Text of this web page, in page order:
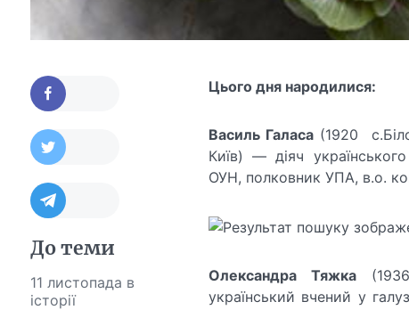
До теми
11 листопада в
історії
Цього дня народилися:
Василь Галаса (1920
Київ) — діяч
ОУН, полковник УПА, в.о.
Олександра Тяжка
український вчений у